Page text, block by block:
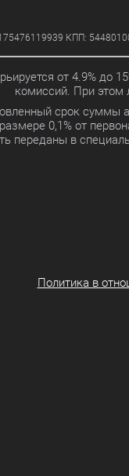
КПП: 544801001
от 4.9%
комиссий. При этом
срок суммы
0,1% от
переданы в
Политика в